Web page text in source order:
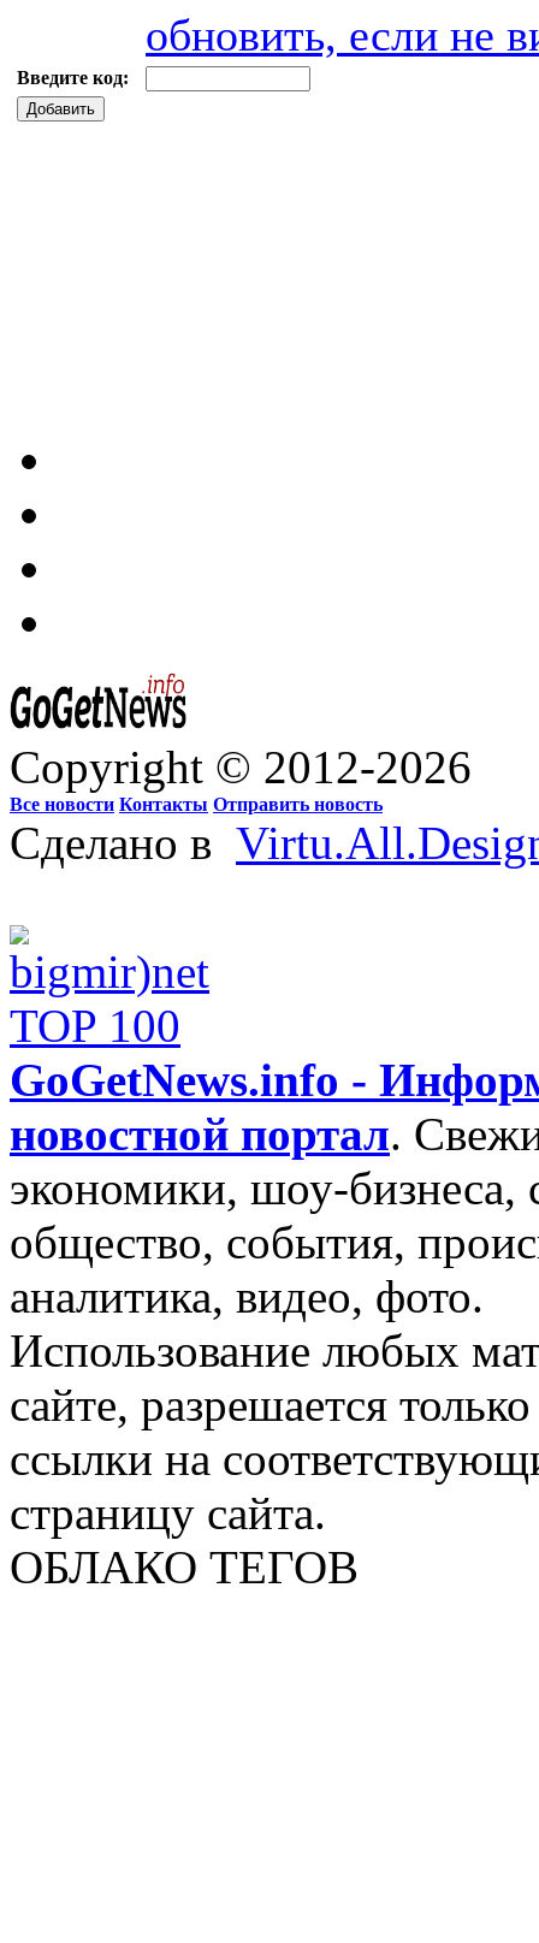
обновить, если не
Введите код:
Добавить
Copyright © 2012-2026
Все новости Контакты Отправить новость
Сделано в
GoGetNews.info -
новостной портал.
экономики, шоу-бизнеса,
общество, события,
аналитика, видео, фото.
Использование любых
сайте, разрешается
ссылки на
страницу сайта.
ОБЛАКО ТЕГОВ